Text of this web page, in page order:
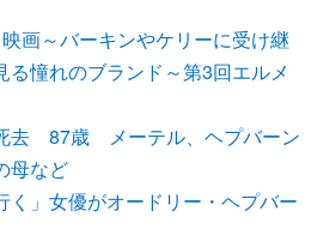
画～バーキンやケリーに受け継
る憧れのブランド～第3回エルメ
去 87歳 メーテル、ヘプバーン
母など
く」女優がオードリー・ヘプバー